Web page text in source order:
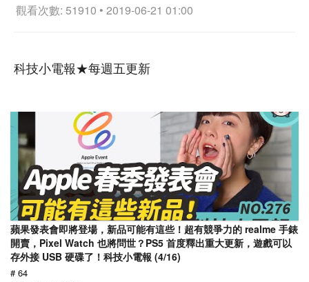
觀看次數: 51910 • 2019-06-21 01:00
科技小電報★每週五更新
蘋果發表會即將登場，新品可能有這些！超有競爭力的 realme 手錶
開賣，Pixel Watch 也將問世？PS5 首度釋出重大更新，遊戲可以
存外接 USB 硬碟了！科技小電報 (4/16)
# 64